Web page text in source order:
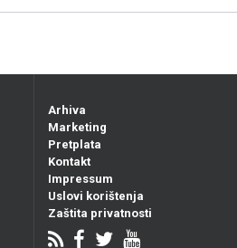
Arhiva
Marketing
Pretplata
Kontakt
Impressum
Uslovi korištenja
Zaštita privatnosti